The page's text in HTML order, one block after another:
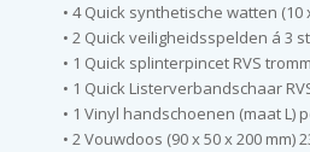
• 4 Quick synthetische watten (10
• 2 Quick veiligheidsspelden á 3
• 1 Quick splinterpincet RVS
• 1 Quick Listerverbandschaar
• 1 Vinyl handschoenen (maat L)
• 2 Vouwdoos (90 x 50 x 200 mm)